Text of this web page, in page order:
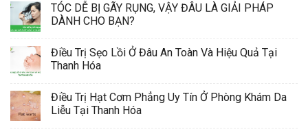
TÓC DỄ BỊ GÃY RỤNG, VẬY ĐÂU LÀ GIẢI PHÁP
DÀNH CHO BẠN?
Điều Trị Sẹo Lồi Ở Đâu An Toàn Và Hiệu Quả Tại
Thanh Hóa
Điều Trị Hạt Cơm Phẳng Uy Tín Ở Phòng Khám Da
Liễu Tại Thanh Hóa